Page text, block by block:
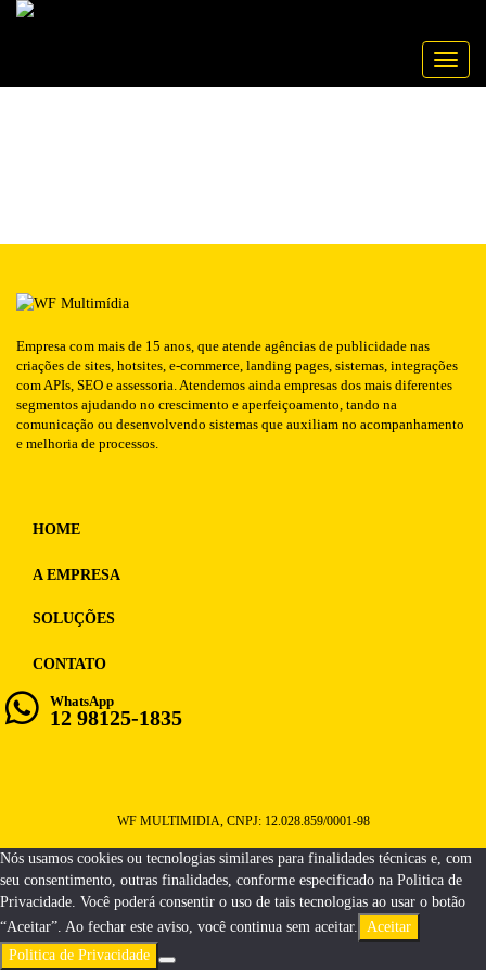
Empresa com mais de 15 anos, que atende agências de publicidade nas
criações de sites, hotsites, e-commerce, landing pages, sistemas, integrações
com APIs, SEO e assessoria. Atendemos ainda empresas dos mais diferentes
segmentos ajudando no crescimento e aperfeiçoamento, tando na
comunicação ou desenvolvendo sistemas que auxiliam no acompanhamento
e melhoria de processos.
HOME
A EMPRESA
SOLUÇÕES
CONTATO
WhatsApp
12 98125-1835
WF MULTIMIDIA, CNPJ: 12.028.859/0001-98
Nós usamos cookies ou tecnologias similares para finalidades técnicas e, com
seu consentimento, outras finalidades, conforme especificado na Politica de
Privacidade. Você poderá consentir o uso de tais tecnologias ao usar o botão
“Aceitar”. Ao fechar este aviso, você continua sem aceitar. Aceitar
Politica de Privacidade